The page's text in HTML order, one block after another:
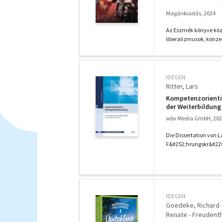
Magánkiadás, 2024
Az Eszmék könyve
liberalizmusok,
IDEGEN
Ritter, Lars
der
wbv Media GmbH,
Die Dissertation von
IDEGEN
Goedeke, Richard
Renate -